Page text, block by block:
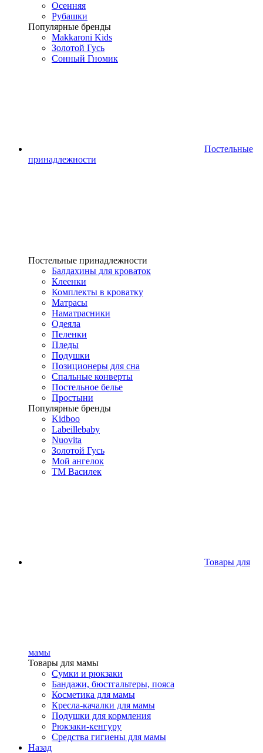
Осенняя
Рубашки
Популярные бренды
Makkaroni Kids
Золотой Гусь
Сонный Гномик
Постельные
принадлежности
Постельные принадлежности
Балдахины для кроваток
Клеенки
Комплекты в кроватку
Матрасы
Наматрасники
Одеяла
Пеленки
Пледы
Подушки
Позиционеры для сна
Спальные конверты
Постельное белье
Простыни
Популярные бренды
Kidboo
Labeillebaby
Nuovita
Золотой Гусь
Мой ангелок
ТМ Василек
Товары для
мамы
Товары для мамы
Сумки и рюкзаки
Бандажи, бюстгальтеры, пояса
Косметика для мамы
Кресла-качалки для мамы
Подушки для кормления
Рюкзаки-кенгуру
Средства гигиены для мамы
Назад